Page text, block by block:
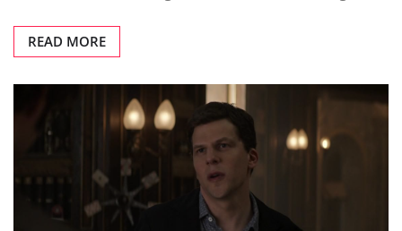
READ MORE